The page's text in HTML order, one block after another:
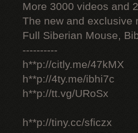
More 3000 videos and
The new and exclusive
Full Siberian Mouse,
----------
h**p://citly.me/47kMX
h**p://4ty.me/ibhi7c
h**p://tt.vg/URoSx
h**p://tiny.cc/sficzx